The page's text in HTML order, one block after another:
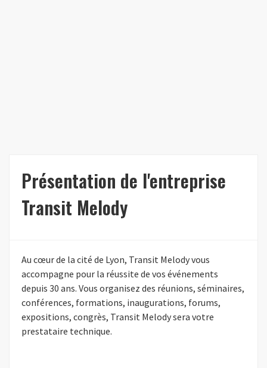
Présentation de l'entreprise
Transit Melody
Au cœur de la cité de Lyon, Transit Melody vous
accompagne pour la réussite de vos événements
depuis 30 ans. Vous organisez des réunions, séminaires,
conférences, formations, inaugurations, forums,
expositions, congrès, Transit Melody sera votre
prestataire technique.